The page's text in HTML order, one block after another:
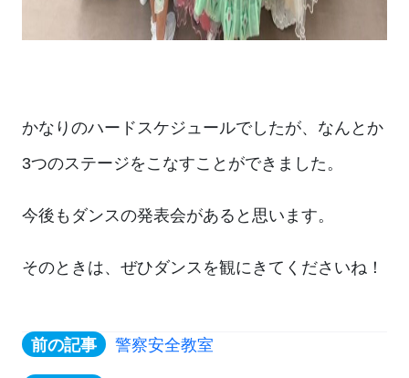
かなりのハードスケジュールでしたが、なんとか
3つのステージをこなすことができました。
今後もダンスの発表会があると思います。
そのときは、ぜひダンスを観にきてくださいね！
警察安全教室